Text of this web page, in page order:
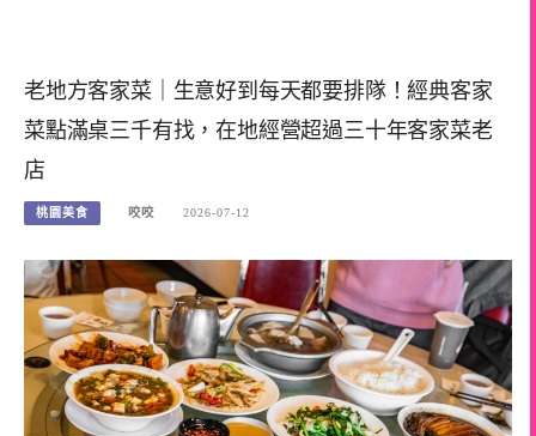
老地方客家菜｜生意好到每天都要排隊！經典客家
菜點滿桌三千有找，在地經營超過三十年客家菜老
店
桃園美食 咬咬 2026-07-12